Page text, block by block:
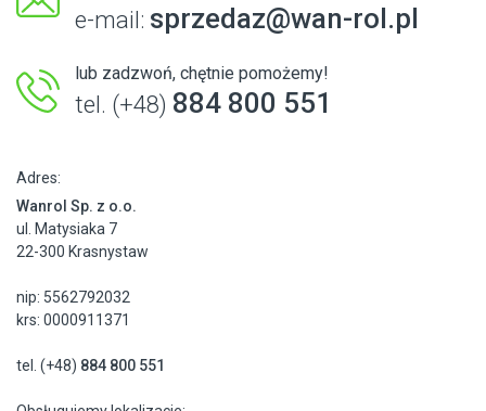
e-mail: sprzedaz@wan-rol.pl
lub zadzwoń, chętnie pomożemy!
tel. (+48) 884 800 551
Adres:
Wanrol Sp. z o.o.
ul. Matysiaka 7
22-300 Krasnystaw
nip: 5562792032
krs: 0000911371
tel. (+48) 884 800 551